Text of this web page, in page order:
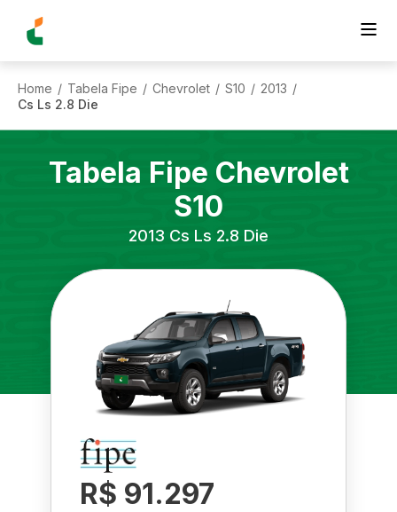
Home / Tabela Fipe / Chevrolet / S10 / 2013 /
Cs Ls 2.8 Die
Tabela Fipe Chevrolet
S10
2013 Cs Ls 2.8 Die
R$ 91.297